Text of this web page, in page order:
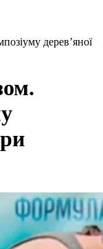
дерев’яної